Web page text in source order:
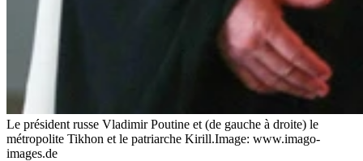
Le président russe Vladimir Poutine et (de gauche à droite) le
métropolite Tikhon et le patriarche Kirill.Image: www.imago-
images.de